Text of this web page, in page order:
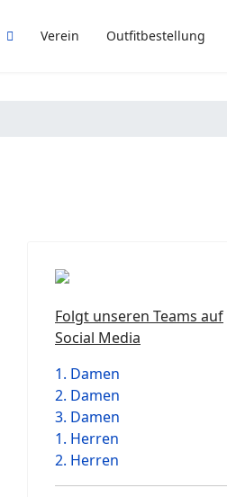
Verein Outfitbestellung
Folgt unseren Teams auf
Social Media
1. Damen
2. Damen
3. Damen
1. Herren
2. Herren